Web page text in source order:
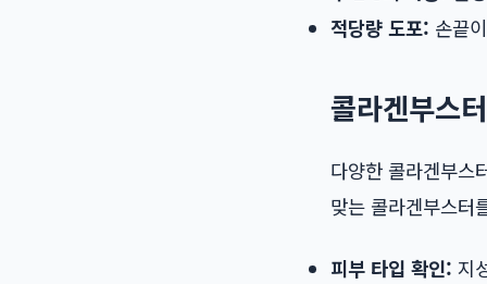
적당량 도포: 손끝
콜라겐부스
다양한 콜라겐부스
맞는 콜라겐부스터
피부 타입 확인: 지